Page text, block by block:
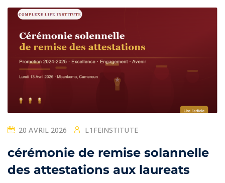
20 AVRIL 2026 L1FEINSTITUTE
cérémonie de remise solannelle
des attestations aux laureats